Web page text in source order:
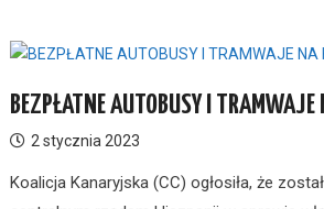
BEZPŁATNE AUTOBUSY I TRAMWAJE
2 stycznia 2023
Koalicja Kanaryjska (CC) ogłosiła, że